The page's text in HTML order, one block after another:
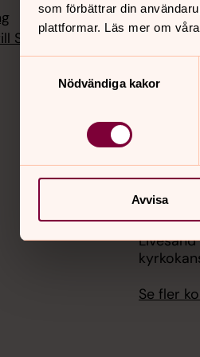
som förbättrar din
plattformar. Läs mer om
Nödvändiga kakor
Avvisa
Svenska
1
Se fler